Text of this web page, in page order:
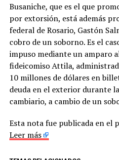
Busaniche, que es el que
por extorsión, está además
federal de Rosario, Gastón
cobro de un soborno. Es el
impuso mediante un amparo
fideicomiso Attila,
10 millones de dólares en
deuda en el exterior durante
cambiario, a cambio de un
Esta nota fue publicada en el
Leer más